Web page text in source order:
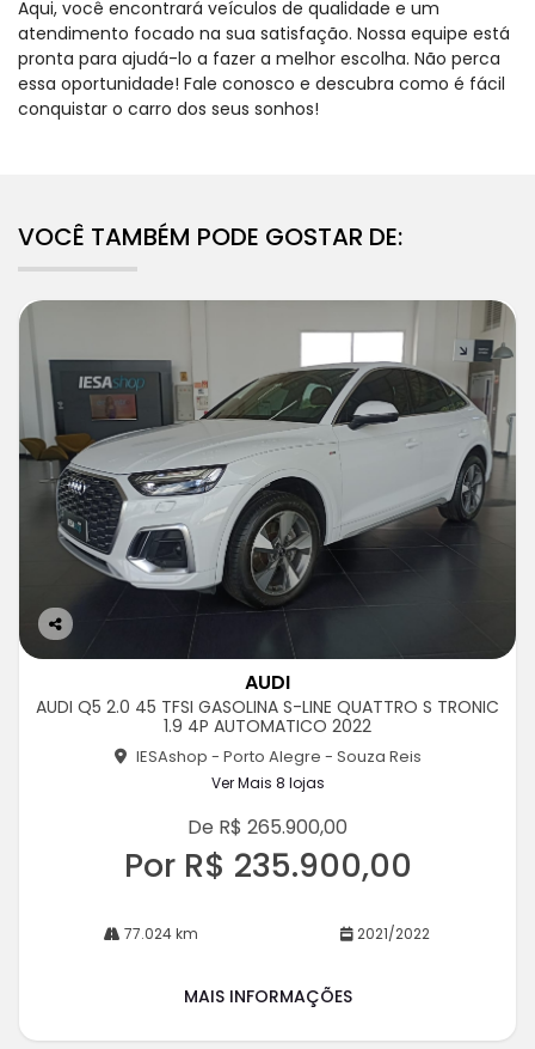
Aqui, você encontrará veículos de qualidade e um
atendimento focado na sua satisfação. Nossa equipe está
pronta para ajudá-lo a fazer a melhor escolha. Não perca
essa oportunidade! Fale conosco e descubra como é fácil
conquistar o carro dos seus sonhos!
VOCÊ TAMBÉM PODE GOSTAR DE:
Co
rtil
AUDI
AUDI Q5 2.0 45 TFSI GASOLINA S-LINE QUATTRO S TRONIC
1.9 4P AUTOMATICO 2022
IESAshop - Porto Alegre - Souza Reis
Ver Mais 8 lojas
De R$ 265.900,00
Por R$ 235.900,00
77.024 km 2021/2022
MAIS INFORMAÇÕES